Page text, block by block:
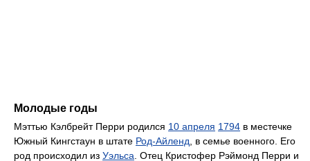
Молодые годы
Мэттью Кэлбрейт Перри родился 10 апреля 1794 в местечке
Южный Кингстаун в штате Род-Айленд , в семье военного. Его
род происходил из Уэльса . Отец Кристофер Рэймонд Перри и